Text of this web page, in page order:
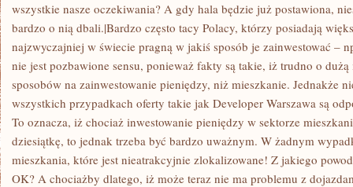
wszystkie nasze oczekiwania? A gdy hala będzie już postawiona,
bardzo o nią dbali.|Bardzo często tacy Polacy, którzy posiadają
najzwyczajniej w świecie pragną w jakiś sposób je zainwestować –
nie jest pozbawione sensu, ponieważ fakty są takie, iż trudno o
sposobów na zainwestowanie pieniędzy, niż mieszkanie. Jednakże
wszystkich przypadkach oferty takie jak Developer Warszawa są
To oznacza, iż chociaż inwestowanie pieniędzy w sektorze
dziesiątkę, to jednak trzeba być bardzo uważnym. W żadnym
mieszkania, które jest nieatrakcyjnie zlokalizowane! Z jakiego
OK? A chociażby dlatego, iż może teraz nie ma problemu z